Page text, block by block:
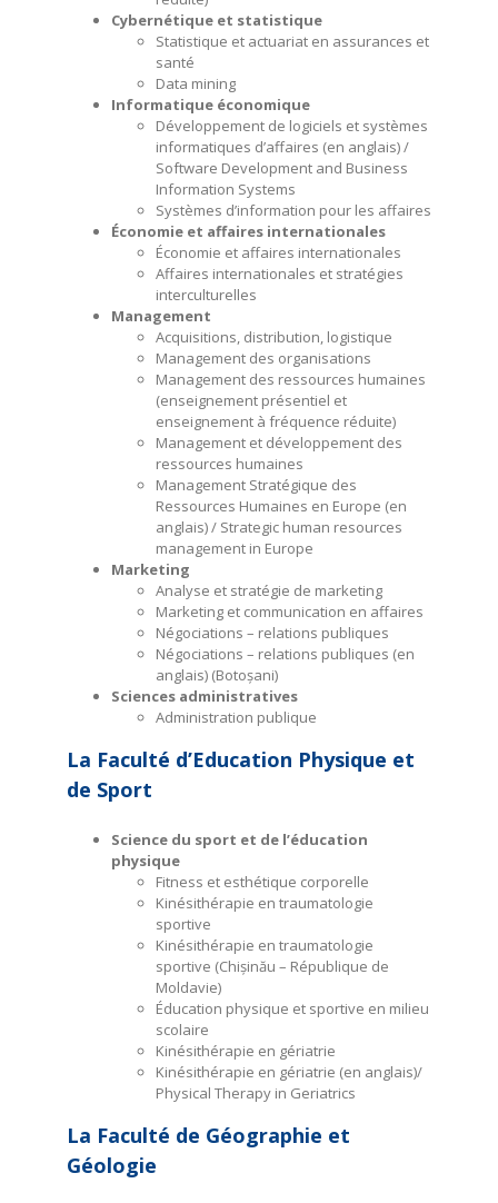
Cybernétique et statistique
Statistique et actuariat en assurances et
santé
Data mining
Informatique économique
Développement de logiciels et systèmes
informatiques d’affaires (en anglais) /
Software Development and Business
Information Systems
Systèmes d’information pour les affaires
Économie et affaires internationales
Économie et affaires internationales
Affaires internationales et stratégies
interculturelles
Management
Acquisitions, distribution, logistique
Management des organisations
Management des ressources humaines
(enseignement présentiel et
enseignement à fréquence réduite)
Management et développement des
ressources humaines
Management Stratégique des
Ressources Humaines en Europe (en
anglais) / Strategic human resources
management in Europe
Marketing
Analyse et stratégie de marketing
Marketing et communication en affaires
Négociations – relations publiques
Négociations – relations publiques (en
anglais) (Botoșani)
Sciences administratives
Administration publique
La Faculté d’Education Physique et
de Sport
Science du sport et de l’éducation
physique
Fitness et esthétique corporelle
Kinésithérapie en traumatologie
sportive
Kinésithérapie en traumatologie
sportive (Chișinău – République de
Moldavie)
Éducation physique et sportive en milieu
scolaire
Kinésithérapie en gériatrie
Kinésithérapie en gériatrie (en anglais)/
Physical Therapy in Geriatrics
La Faculté de Géographie et
Géologie